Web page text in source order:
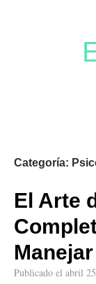
Categoría:
El Arte
Publicado el abril